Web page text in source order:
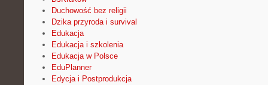
Duchowość bez religii
Dzika przyroda i survival
Edukacja
Edukacja i szkolenia
Edukacja w Polsce
EduPlanner
Edycja i Postprodukcja